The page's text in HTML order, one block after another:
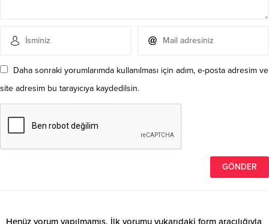
Daha sonraki yorumlarımda kullanılması için adım, e-posta adresim ve
site adresim bu tarayıcıya kaydedilsin.
Henüz yorum yapılmamış. İlk yorumu yukarıdaki form aracılığıyla